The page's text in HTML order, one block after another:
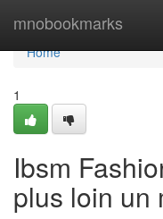
mnobookmarks
Home
Home
1
Ibsm
plus loin un